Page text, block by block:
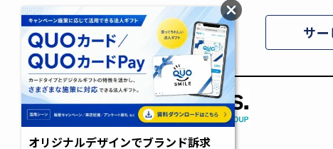
サ
オリジナルデザインでブランド訴求